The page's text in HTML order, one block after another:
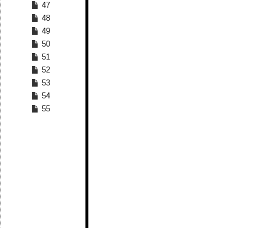
47
48
49
50
51
52
53
54
55